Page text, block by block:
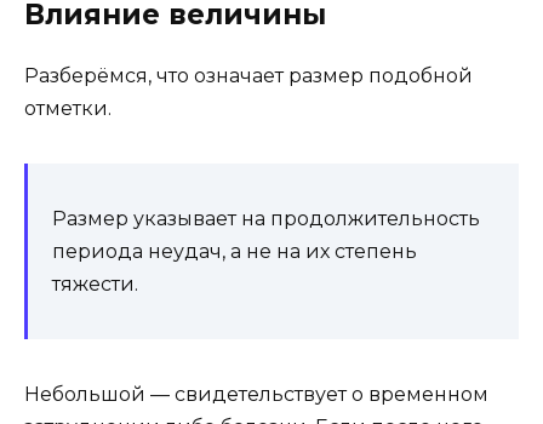
Влияние величины
Разберёмся, что означает размер подобной
отметки.
Размер указывает на продолжительность
периода неудач, а не на их степень
тяжести.
Небольшой — свидетельствует о временном